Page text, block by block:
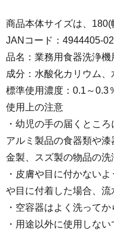
商品本体サイズは、180(
JANコード：4944405-
品名：業務用食器洗浄
成分：水酸化カリウム
標準使用濃度：0.1～0.3
使用上の注意
・幼児の手の届くとこ
アルミ製品の食器類や
金製、スズ製の物品の洗
・皮膚や目に付かない
や目に付着した場合、流
・空容器はよく洗って
・用途以外に使用しない